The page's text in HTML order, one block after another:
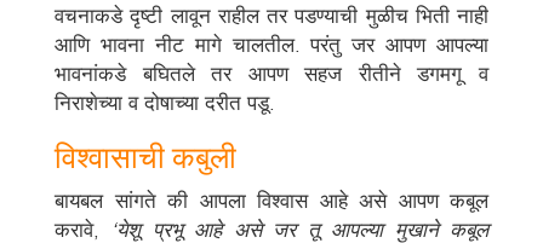
वचनाकडे दृष्टी लावून राहील तर पडण्याची मुळीच भिती नाही
आणि भावना नीट मागे चालतील. परंतु जर आपण आपल्या
भावनांकडे बघितले तर आपण सहज रीतीने डगमगू व
निराशेच्या व दोषाच्या दरीत पडू.
विश्वासाची कबुली
बायबल सांगते की आपला विश्वास आहे असे आपण कबूल
करावे,
‘येशू प्रभू आहे असे जर तू आपल्या मुखाने कबूल